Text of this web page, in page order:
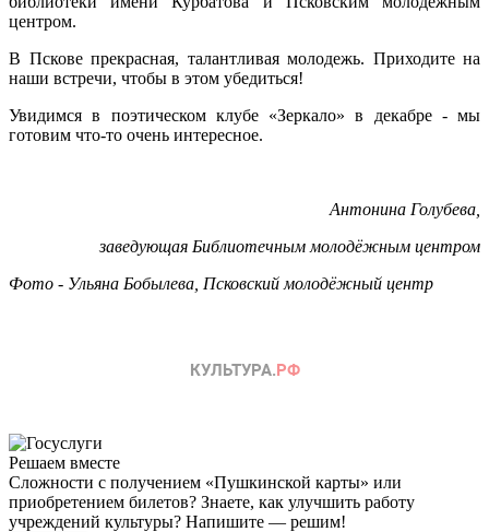
центром.
В Пскове прекрасная, талантливая молодежь. Приходите на
наши встречи, чтобы в этом убедиться!
Увидимся в поэтическом клубе «Зеркало» в декабре - мы
готовим что-то очень интересное.
Антонина Голубева,
заведующая Библиотечным молодёжным центром
Фото - Ульяна Бобылева, Псковский молодёжный центр
Решаем вместе
Сложности с получением «Пушкинской карты» или
приобретением билетов? Знаете, как улучшить работу
учреждений культуры? Напишите — решим!